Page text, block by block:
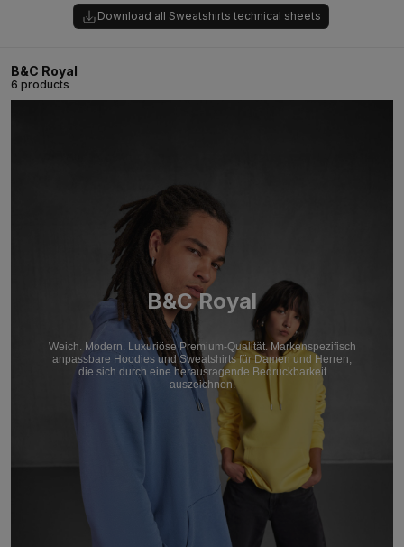
Download all Sweatshirts technical sheets
B&C Royal
6 products
B&C Royal
Weich. Modern. Luxuriöse Premium-Qualität. Markenspezifisch
anpassbare Hoodies und Sweatshirts für Damen und Herren,
die sich durch eine herausragende Bedruckbarkeit
auszeichnen.